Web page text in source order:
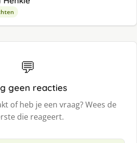
💬
geen reacties
of heb je een vraag? Wees de
die reageert.